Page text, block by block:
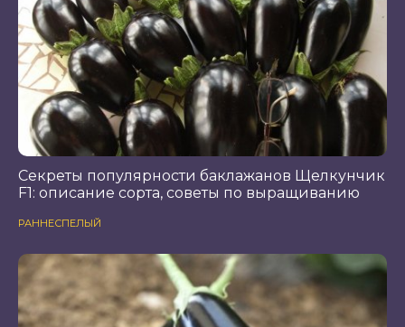
Секреты популярности баклажанов Щелкунчик
F1: описание сорта, советы по выращиванию
РАННЕСПЕЛЫЙ